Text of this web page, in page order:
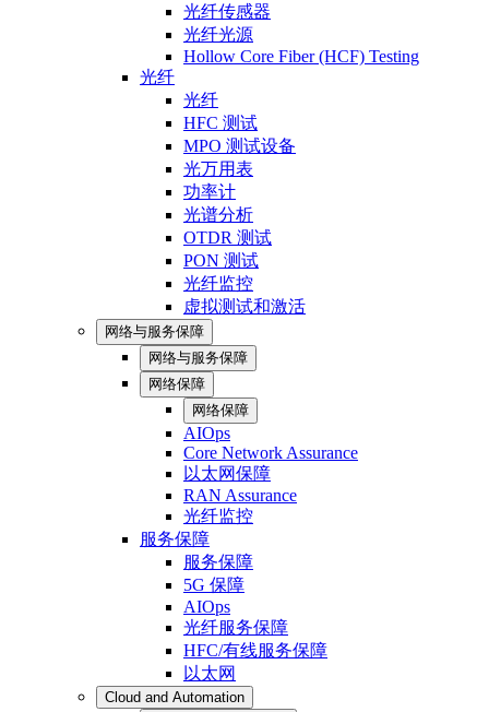
光纤传感器
光纤光源
Hollow Core Fiber (HCF) Testing
光纤
光纤
HFC 测试
MPO 测试设备
光万用表
功率计
光谱分析
OTDR 测试
PON 测试
光纤监控
虚拟测试和激活
网络与服务保障
网络与服务保障
网络保障
网络保障
AIOps
Core Network Assurance
以太网保障
RAN Assurance
光纤监控
服务保障
服务保障
5G 保障
AIOps
光纤服务保障
HFC/有线服务保障
以太网
Cloud and Automation